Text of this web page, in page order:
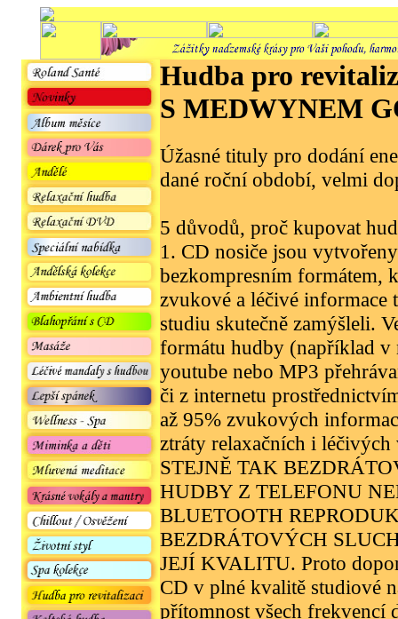
Hudba pro
S MEDWYNEM
Úžasné tituly pro dodání
dané roční období, velmi
5 důvodů, proč kupovat
1. CD nosiče jsou
bezkompresním formátem,
zvukové a léčivé informace
studiu skutečně zamýšleli.
formátu hudby (například
youtube nebo MP3
či z internetu
až 95% zvukových
ztráty relaxačních i
STEJNĚ TAK
HUDBY Z TELEFONU
BLUETOOTH
BEZDRÁTOVÝCH
JEJÍ KVALITU. Proto
CD v plné kvalitě studiové
přítomnost všech frekvencí